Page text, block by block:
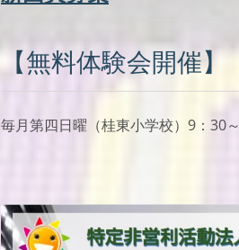
【無料体験会開催】
毎月第四日曜（桂東小学校）9：30～